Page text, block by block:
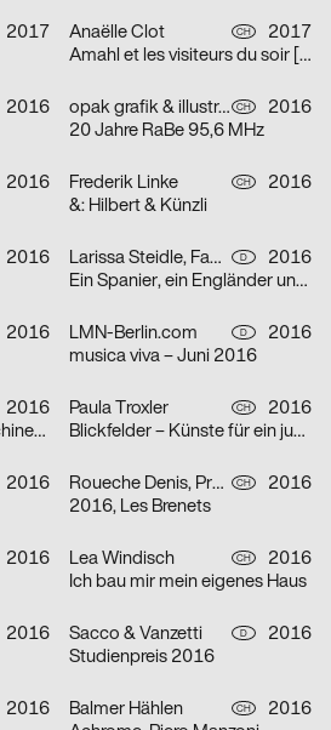
2017
Anaëlle Clot CH
2017
Amahl et les visiteurs du soir [Amahl und die nächtlichen Besucher]
2016
opak grafik & illustration CH
2016
20 Jahre RaBe 95,6 MHz
2016
Frederik Linke CH
2016
&: Hilbert & Künzli
2016
Larissa Steidle, Fabian Krauss D
2016
Ein Spanier, ein Engländer und ein Österreicher…
2016
LMN-Berlin.com D
2016
musica viva – Juni 2016
2016
Musikmaschinen – Maschinenmusik
Paula Troxler CH
2016
Blickfelder – Künste für ein junges Publikum
2016
Roueche Denis, Prune Simon-Vermot CH
2016
2016, Les Brenets
2016
Lea Windisch CH
2016
Ich bau mir mein eigenes Haus
2016
Sacco & Vanzetti D
2016
Studienpreis 2016
2016
Balmer Hählen CH
2016